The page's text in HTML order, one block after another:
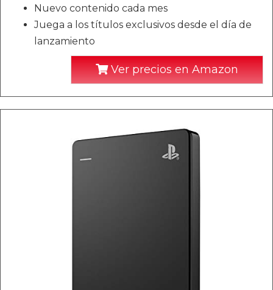
Nuevo contenido cada mes
Juega a los títulos exclusivos desde el día de
lanzamiento
Ver precios en Amazon